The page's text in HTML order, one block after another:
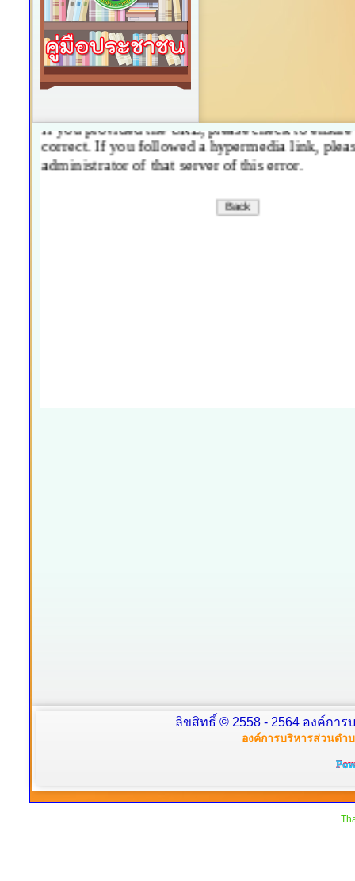
ลิขสิทธิ์ © 2558 - 2564 องค์กา
องค์การบริหารส่วนตำ